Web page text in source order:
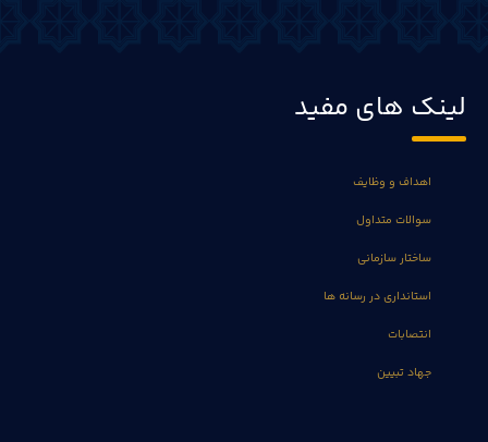
لینک های مفید
اهداف و وظایف
سوالات متداول
ساختار سازمانی
استانداری در رسانه ها
انتصابات
جهاد تبیین